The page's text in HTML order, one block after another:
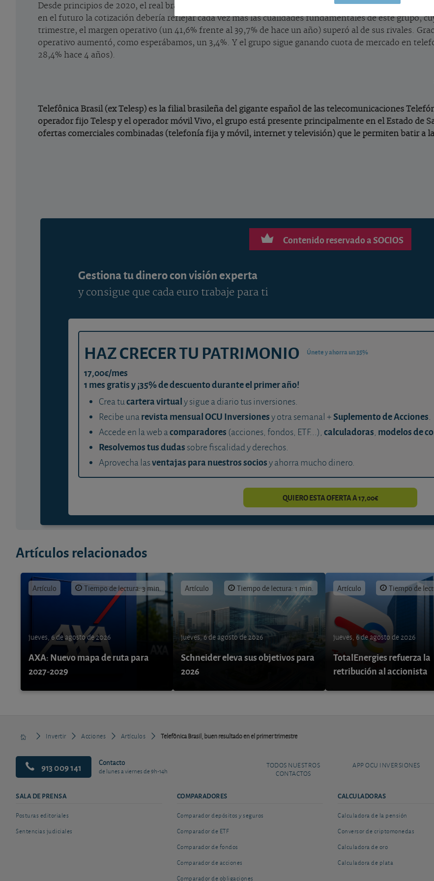
Desde principios de 2020, el real brasileño ha perdido más de un 30% frente al dólar. A largo plazo, el
en el futuro la cotización debería reflejar cada vez más las cualidades fundamentales de este grupo,
trimestre, el margen operativo (un 41,6% frente al 39,7% de hace un año) superó al de sus rivales.
operativo aumentó, como esperábamos, un 3,4%. Y el grupo sigue ganando cuota de mercado en
28,4% hace 4 años).
Telefônica Brasil (ex Telesp) es la filial brasileña del gigante español de las telecomunicaciones
operador fijo Telesp y el operador móvil Vivo, el grupo está presente principalmente en el Estado de
ofertas comerciales combinadas (telefonía fija y móvil, internet y televisión) que le permiten batir a
Contenido reservado a SOCIOS
Gestiona tu dinero con visión experta
y consigue que cada euro trabaje para ti
HAZ CRECER TU PATRIMONIO Únete y ahorra un 35%
17,00€/mes
1 mes gratis y ¡35% de descuento durante el primer año!
Crea tucartera virtualy sigue a diario tus inversiones.
Recibe unarevista mensual OCU Inversionesy otra semanal +Suplemento de Acciones.
Accede en la web acomparadores (acciones, fondos, ETF...), calculadoras, modelos de
Resolvemos tus dudas sobre fiscalidad y derechos.
Aprovecha lasventajas para nuestros sociosy ahorra mucho dinero.
QUIERO ESTA OFERTA A 17,00€
Artículos relacionados
Artículo Tiempo de lectura: 3 min.
jueves, 6 de agosto de 2026
AXA: Nuevo mapa de ruta para
2027-2029
Artículo Tiempo de lectura: 1 min.
jueves, 6 de agosto de 2026
Schneider eleva sus objetivos para
2026
Artículo Tiempo de
jueves, 6 de agosto de 2026
TotalEnergies refuerza la
retribución al accionista
Invertir Acciones Artículos Telefônica Brasil, buen resultado en el primer trimestre
913 009 141 Contacto
de lunes a viernes de 9h-14h
TODOS NUESTROS
CONTACTOS
APP OCU INVERSIONES
SALA DE PRENSA
Posturas editoriales
Sentencias judiciales
COMPARADORES
Comparador depósitos y seguros
Comparador de ETF
Comparador de fondos
Comparador de acciones
Comparador de obligaciones
CALCULADORAS
Calculadora de la pensión
Conversor de criptomonedas
Calculadora de oro
Calculadora de plata